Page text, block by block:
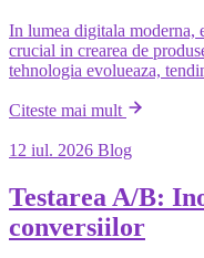
In lumea digitala moderna,
crucial in crearea de
tehnologia evolueaza,
Citeste mai mult
12 iul. 2026 Blog
Testarea A/B:
conversiilor